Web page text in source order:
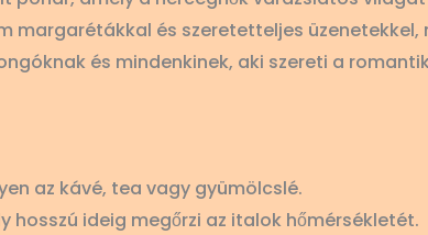
és szeretetteljes üzenetekkel,
és mindenkinek, aki szereti a
az kávé, tea vagy gyümölcslé.
ideig megőrzi az italok hőmérsékletét.